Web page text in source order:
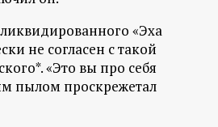
«Эха
не согласен с такой
«Это вы про себя
пылом проскрежетал